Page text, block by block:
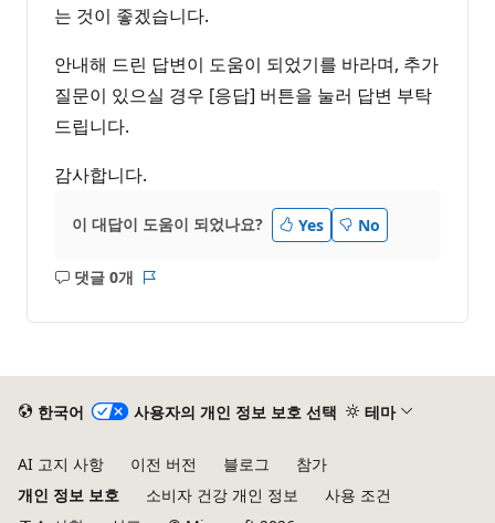
는 것이 좋겠습니다.
안내해 드린 답변이 도움이 되었기를 바라며, 추가
질문이 있으실 경우 [응답] 버튼을 눌러 답변 부탁
드립니다.
감사합니다.
이 대답이 도움이 되었나요? Yes No
댓글 0개
설
한국어 사용자의 개인 정보 보호 선택 테마
AI 고지 사항 이전 버전 블로그
참가
개인 정보 보호
소비자 건강 개인 정보
사용 조건